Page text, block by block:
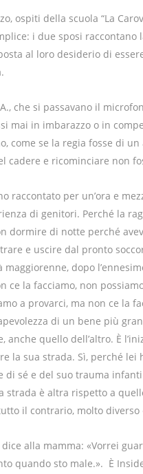
ospiti della scuola “La
i due sposi raccontano
al loro desiderio di
che si passavano il
mai in imbarazzo o in
come se la regia fosse di
cadere e ricominciare non
raccontato per un’ora e
di genitori. Perché la
dormire di notte perché
e uscire dal pronto
maggiorenne, dopo
ce la facciamo, non
a provarci, ma non ce la
di un bene più
anche quello dell’altro. È
la sua strada. Sì, perché
di sé e del suo trauma
strada è altra rispetto a
il contrario, molto
alla mamma: «Vorrei
quando sto male.». È